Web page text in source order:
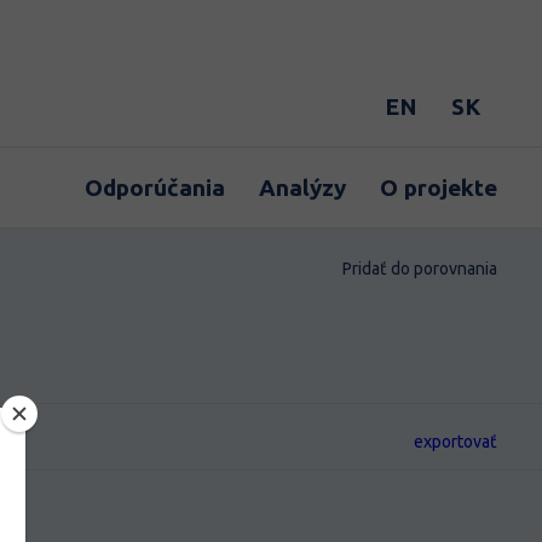
SK
EN
O projekte
Analýzy
Odporúčania
Pridať do porovnania
exportovať